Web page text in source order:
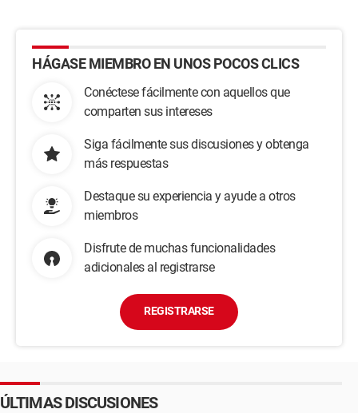
HÁGASE MIEMBRO EN UNOS POCOS CLICS
Conéctese fácilmente con aquellos que
comparten sus intereses
Siga fácilmente sus discusiones y obtenga
más respuestas
Destaque su experiencia y ayude a otros
miembros
Disfrute de muchas funcionalidades
adicionales al registrarse
REGISTRARSE
ÚLTIMAS DISCUSIONES